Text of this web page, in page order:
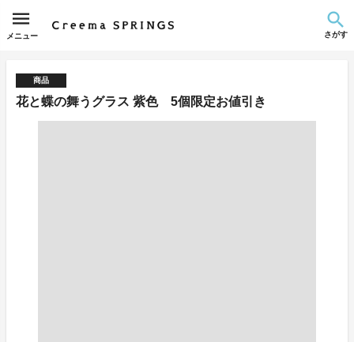
メニュー さがす
商品
花と蝶の舞うグラス 紫色 5個限定お値引き